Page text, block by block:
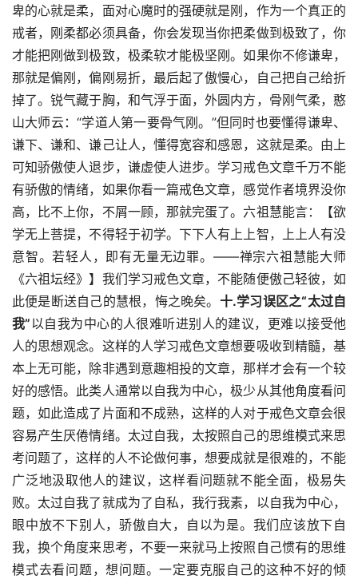
卑的心就是柔，面对心魔时的强硬就是刚，作为一个真正的
戒者，刚柔都必须具备，你会发现当你把柔做到极致了，你
才能把刚做到极致，极柔软才能极坚刚。如果你不修谦卑，
那就是偏刚，偏刚易折，最后起了傲慢心，自己把自己给折
掉了。锐气藏于胸，和气浮于面，外圆内方，骨刚气柔，憨
山大师云：“学道人第一要骨气刚。”但同时也要懂得谦卑、
谦下、谦和、谦己让人，懂得宽容和感恩，这就是柔。由上
可知骄傲使人退步，谦虚使人进步。学习戒色文章千万不能
有骄傲的情绪，如果你看一篇戒色文章，感觉作者境界没你
高，比不上你，不屑一顾，那就完蛋了。六祖慧能言：【欲
学无上菩提，不得轻于初学。下下人有上上智，上上人有没
意智。若轻人，即有无量无边罪。——禅宗六祖慧能大师
《六祖坛经》】我们学习戒色文章，不能随便傲己轻彼，如
此便是断送自己的慧根，悔之晚矣。 十.学习误区之“太过自
我”以自我为中心的人很难听进别人的建议，更难以接受他
人的思想观念。这样的人学习戒色文章想要吸收到精髓，基
本上无可能，除非遇到意趣相投的文章，那样才会有一个较
好的感悟。此类人通常以自我为中心，极少从其他角度看问
题，如此造成了片面和不成熟，这样的人对于戒色文章会很
容易产生厌倦情绪。太过自我，太按照自己的思维模式来思
考问题了，这样的人不论做何事，想要成就是很难的，不能
广泛地汲取他人的建议，这样看问题就不能全面，极易失
败。太过自我了就成为了自私，我行我素，以自我为中心，
眼中放不下别人，骄傲自大，自以为是。我们应该放下自
我，换个角度来思考，不要一来就马上按照自己惯有的思维
模式去看问题，想问题。一定要克服自己的这种不好的倾